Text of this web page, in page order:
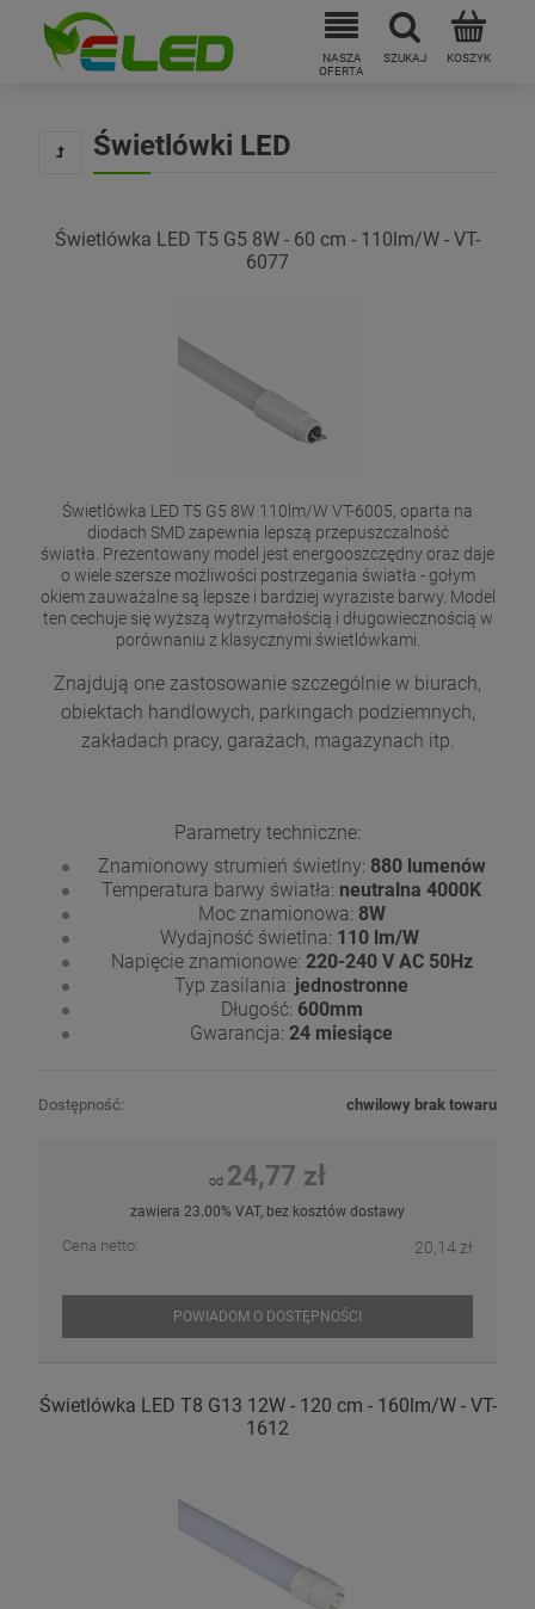
Świetlówki LED
Świetlówka LED T5 G5 8W - 60 cm - 110lm/W - VT-
6077
Świetlówka LED T5 G5 8W 110lm/W VT-6005, oparta na
diodach SMD zapewnia lepszą przepuszczalność
światła. Prezentowany model jest energooszczędny oraz daje
o wiele szersze możliwości postrzegania światła - gołym
okiem zauważalne są lepsze i bardziej wyraziste barwy. Model
ten cechuje się wyższą wytrzymałością i długowiecznością w
porównaniu z klasycznymi świetlówkami.
Znajdują one zastosowanie szczególnie w biurach,
obiektach handlowych, parkingach podziemnych,
zakładach pracy, garażach, magazynach itp.
Parametry techniczne:
Znamionowy strumień świetlny: 880 lumenów
Temperatura barwy światła: neutralna 4000K
Moc znamionowa: 8W
Wydajność świetlna: 110 lm/W
Napięcie znamionowe: 220-240 V AC 50Hz
Typ zasilania: jednostronne
Długość: 600mm
Gwarancja: 24 miesiące
Dostępność: chwilowy brak towaru
od 24,77 zł
zawiera 23.00% VAT, bez kosztów dostawy
Cena netto: 20,14 zł
POWIADOM O DOSTĘPNOŚCI
Świetlówka LED T8 G13 12W - 120 cm - 160lm/W - VT-
1612